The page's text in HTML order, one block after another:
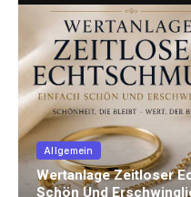
Allgemein
Wertanlage Zeitloser
Schön Und